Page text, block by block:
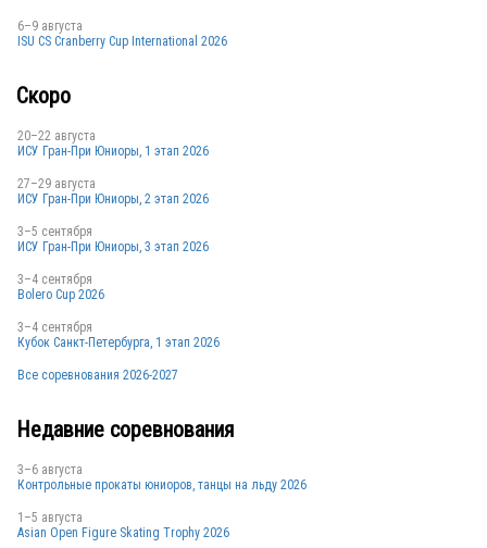
6–9 августа
ISU CS Cranberry Cup International 2026
Скоро
20–22 августа
ИСУ Гран-При Юниоры, 1 этап 2026
27–29 августа
ИСУ Гран-При Юниоры, 2 этап 2026
3–5 сентября
ИСУ Гран-При Юниоры, 3 этап 2026
3–4 сентября
Bolero Cup 2026
3–4 сентября
Кубок Санкт-Петербурга, 1 этап 2026
Все соревнования 2026-2027
Недавние соревнования
3–6 августа
Контрольные прокаты юниоров, танцы на льду 2026
1–5 августа
Asian Open Figure Skating Trophy 2026